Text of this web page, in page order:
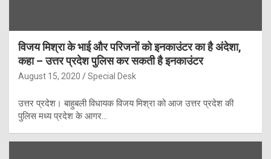
विजय मिश्रा के भाई और परिजनों को इनकाउंटर का है अंदेशा,
कहा – उत्तर प्रदेश पुलिस कर सकती है इनकाउंटर
August 15, 2020 Special Desk
उत्तर प्रदेश। बाहुबली विधायक विजय मिश्रा को आज उत्तर प्रदेश की
पुलिस मध्य प्रदेश के आगर…